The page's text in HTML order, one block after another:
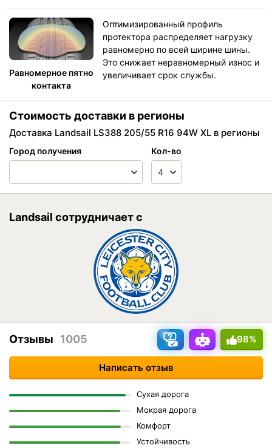
Равномерное пятно
контакта
Оптимизированный профиль
протектора распределяет нагрузку
равномерно по всей ширине шины.
Это снижает неравномерный износ и
увеличивает срок службы.
Стоимость доставки в регионы
Доставка Landsail LS388 205/55 R16 94W XL в регионы
Город получения Кол-во
Landsail сотрудничает с
98%
Отзывы 1005
Написать отзыв
Сухая дорога
Мокрая дорога
Комфорт
Устойчивость